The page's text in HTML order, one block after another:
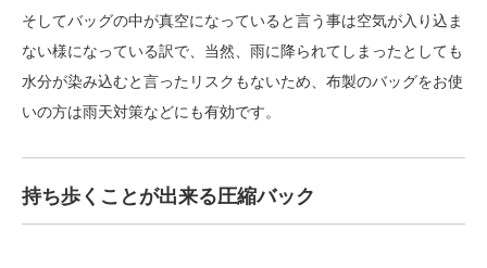
そしてバッグの中が真空になっていると言う事は空気が入り込ま
ない様になっている訳で、当然、雨に降られてしまったとしても
水分が染み込むと言ったリスクもないため、布製のバッグをお使
いの方は雨天対策などにも有効です。
持ち歩くことが出来る圧縮バック